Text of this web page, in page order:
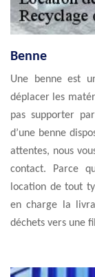
Benne
Une benne est
déplacer les
pas supporter
d’une benne
attentes, nous
contact. Parce
location de tout
en charge la
déchets vers une